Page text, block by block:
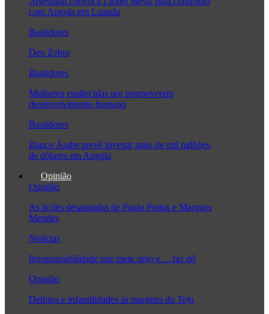
com Angola em Luanda
Bastidores
Deu Zebra
Bastidores
Mulheres enaltecidas por promoverem
desenvolvimento humano
Bastidores
Banco Árabe prevê investir mais de mil milhões
de dólares em Angola
Opinião
Opinião
As lições desastradas de Paulo Portas e Marques
Mendes
Notícias
Irresponsabilidade que mete nojo e… faz dó
Opinião
Delírios e infantilidades às margens do Tejo